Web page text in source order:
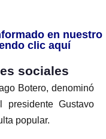
en nuestro
clic aquí
sociales
Botero, denominó
presidente Gustavo
popular.